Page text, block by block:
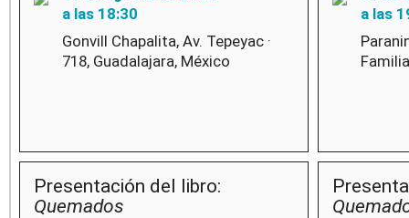
a las 18:30
Gonvill Chapalita, Av. Tepeyac ·
718, Guadalajara, México
a las
Presentación del libro:
Quemados